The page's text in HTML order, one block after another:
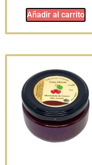
Añadir al carrito